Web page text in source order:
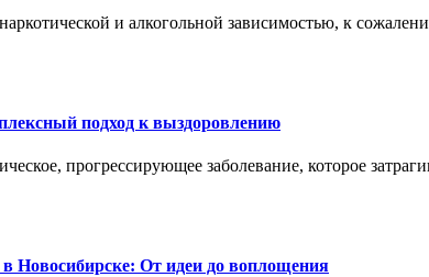
и алкогольной зависимостью, к
подход к выздоровлению
прогрессирующее заболевание, которое
Новосибирске: От идеи до воплощения